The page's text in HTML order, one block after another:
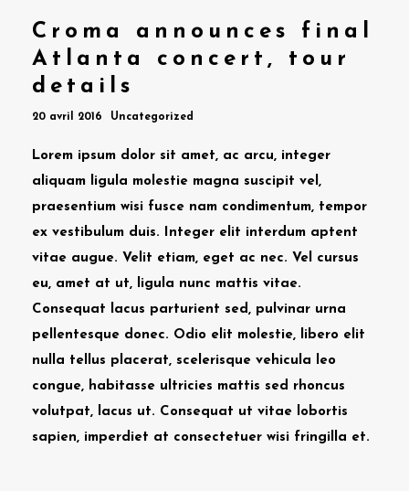
Croma announces final
Atlanta concert, tour
details
20 avril 2016 Uncategorized
Lorem ipsum dolor sit amet, ac arcu, integer
aliquam ligula molestie magna suscipit vel,
praesentium wisi fusce nam condimentum, tempor
ex vestibulum duis. Integer elit interdum aptent
vitae augue. Velit etiam, eget ac nec. Vel cursus
eu, amet at ut, ligula nunc mattis vitae.
Consequat lacus parturient sed, pulvinar urna
pellentesque donec. Odio elit molestie, libero elit
nulla tellus placerat, scelerisque vehicula leo
congue, habitasse ultricies mattis sed rhoncus
volutpat, lacus ut. Consequat ut vitae lobortis
sapien, imperdiet at consectetuer wisi fringilla et.